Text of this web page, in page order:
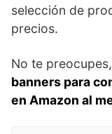
selección de
precios.
No te
banners para
en Amazon al